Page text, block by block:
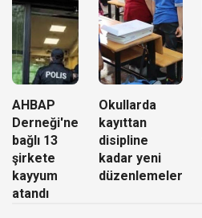
AHBAP
Derneği'ne
bağlı 13
şirkete
kayyum
atandı
Okullarda
kayıttan
disipline
kadar yeni
düzenlemeler